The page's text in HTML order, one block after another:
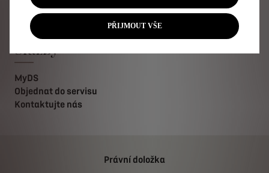
Služby
MyDS
Objednat do servisu
Kontaktujte nás
Právní doložka
PŘIJMOUT VŠE